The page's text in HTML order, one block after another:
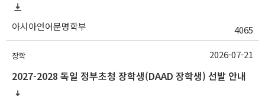
아시아언어문명학부 4065
장학
2027-2028 독일 정부초청 장학생(DAAD 장학생) 선발 안내
2026-07-21